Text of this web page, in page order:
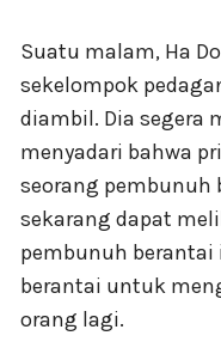
Suatu malam, Ha
sekelompok
diambil. Dia segera
menyadari bahwa
seorang pembunuh
sekarang dapat
pembunuh berantai
berantai untuk
orang lagi.